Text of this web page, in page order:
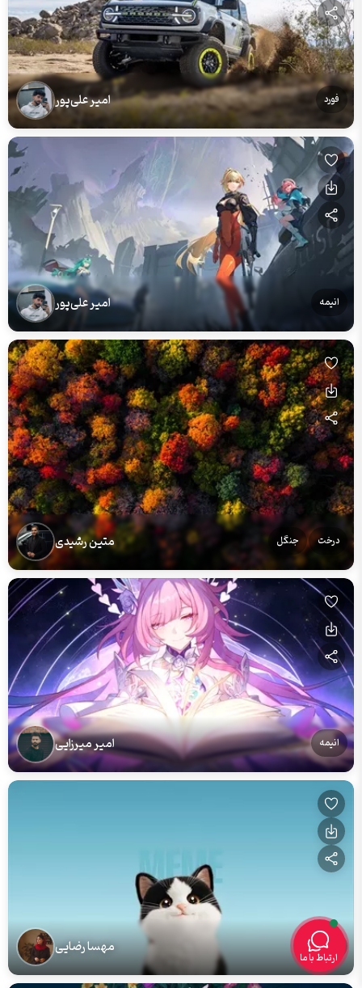
فورد امیر علی‌پور
انیمه امیر علی‌پور
درخت جنگل متین رشیدی
انیمه امیر میرزایی
گربه مهسا رضایی ارتباط با ما